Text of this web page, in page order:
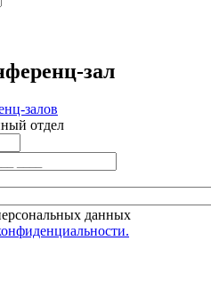
зал
залов
отдел
данных